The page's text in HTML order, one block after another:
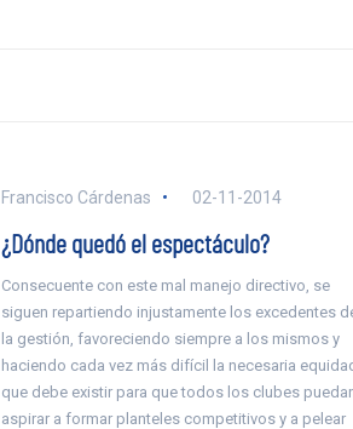
Francisco Cárdenas 02-11-2014
¿Dónde quedó el espectáculo?
Consecuente con este mal manejo directivo, se
siguen repartiendo injustamente los excedentes
la gestión, favoreciendo siempre a los mismos y
haciendo cada vez más difícil la necesaria
que debe existir para que todos los clubes
aspirar a formar planteles competitivos y a pelear